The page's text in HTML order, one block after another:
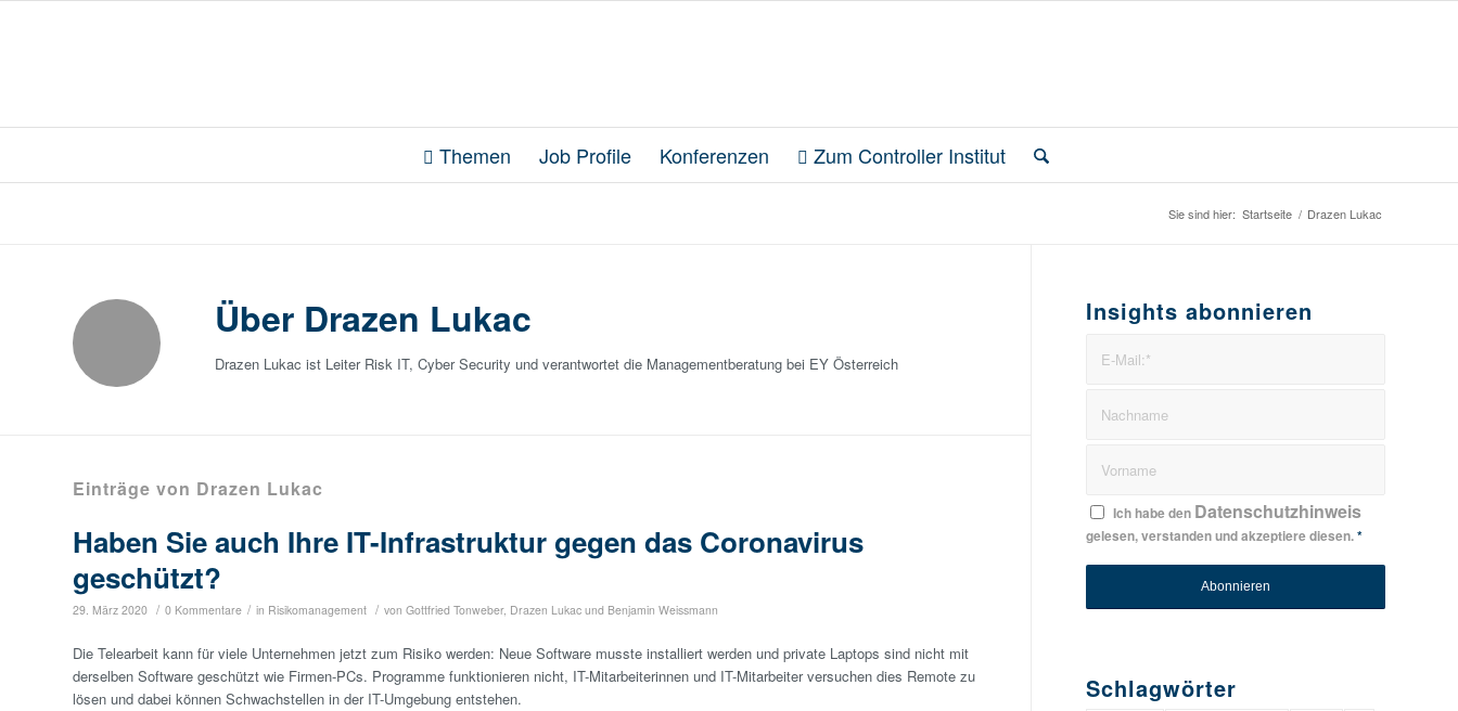
Themen Job Profile Konferenzen Zum Controller Institut
Sie sind hier: Startseite / Drazen Lukac
Über Drazen Lukac
Drazen Lukac ist Leiter Risk IT, Cyber Security und verantwortet die Managementberatung bei EY Österreich
Einträge von Drazen Lukac
Haben Sie auch Ihre IT-Infrastruktur gegen das Coronavirus
geschützt?
29. März 2020 / 0 Kommentare / in Risikomanagement / von Gottfried Tonweber, Drazen Lukac und Benjamin Weissmann
Die Telearbeit kann für viele Unternehmen jetzt zum Risiko werden: Neue Software musste installiert werden und private Laptops sind nicht mit
derselben Software geschützt wie Firmen-PCs. Programme funktionieren nicht, IT-Mitarbeiterinnen und IT-Mitarbeiter versuchen dies Remote zu
lösen und dabei können Schwachstellen in der IT-Umgebung entstehen.
Insights abonnieren
Ich habe den Datenschutzhinweis
gelesen, verstanden und akzeptiere diesen.*
Schlagwörter